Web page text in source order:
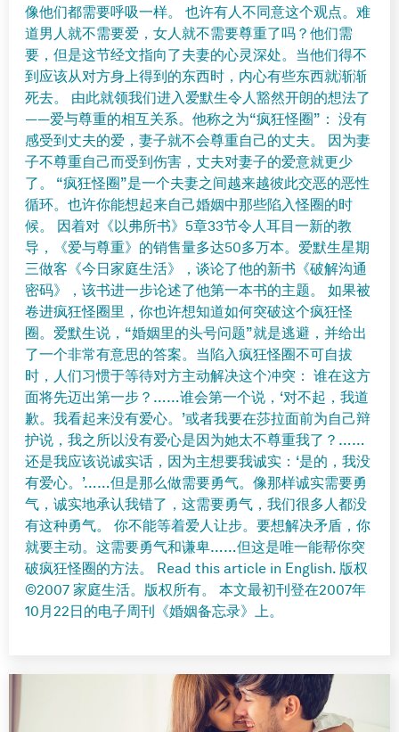
像他们都需要呼吸一样。 也许有人不同意这个观点。难
道男人就不需要爱，女人就不需要尊重了吗？他们需
要，但是这节经文指向了夫妻的心灵深处。当他们得不
到应该从对方身上得到的东西时，内心有些东西就渐渐
死去。 由此就领我们进入爱默生令人豁然开朗的想法了
——爱与尊重的相互关系。他称之为“疯狂怪圈”： 没有
感受到丈夫的爱，妻子就不会尊重自己的丈夫。 因为妻
子不尊重自己而受到伤害，丈夫对妻子的爱意就更少
了。 “疯狂怪圈”是一个夫妻之间越来越彼此交恶的恶性
循环。也许你能想起来自己婚姻中那些陷入怪圈的时
候。 因着对《以弗所书》5章33节令人耳目一新的教
导，《爱与尊重》的销售量多达50多万本。爱默生星期
三做客《今日家庭生活》，谈论了他的新书《破解沟通
密码》，该书进一步论述了他第一本书的主题。 如果被
卷进疯狂怪圈里，你也许想知道如何突破这个疯狂怪
圈。爱默生说，“婚姻里的头号问题”就是逃避，并给出
了一个非常有意思的答案。当陷入疯狂怪圈不可自拔
时，人们习惯于等待对方主动解决这个冲突： 谁在这方
面将先迈出第一步？……谁会第一个说，‘对不起，我道
歉。我看起来没有爱心。’或者我要在莎拉面前为自己辩
护说，我之所以没有爱心是因为她太不尊重我了？……
还是我应该说诚实话，因为主想要我诚实：‘是的，我没
有爱心。’……但是那么做需要勇气。像那样诚实需要勇
气，诚实地承认我错了，这需要勇气，我们很多人都没
有这种勇气。 你不能等着爱人让步。要想解决矛盾，你
就要主动。这需要勇气和谦卑……但这是唯一能帮你突
破疯狂怪圈的方法。 Read this article in English. 版权
©2007 家庭生活。版权所有。 本文最初刊登在2007年
10月22日的电子周刊《婚姻备忘录》上。